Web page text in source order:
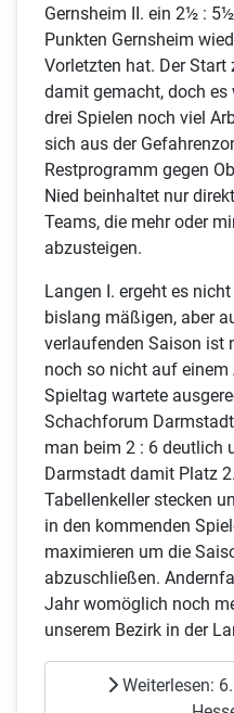
Gernsheim II. ein 2½ :
Punkten Gernsheim
Vorletzten hat. Der
damit gemacht, doch es
drei Spielen noch viel
sich aus der
Restprogramm gegen
Nied beinhaltet nur
Teams, die mehr oder
abzusteigen.
Langen I. ergeht es
bislang mäßigen, aber
verlaufenden Saison ist
noch so nicht auf
Spieltag wartete
Schachforum
man beim 2 : 6 deutlich
Darmstadt damit Platz
Tabellenkeller stecken
in den kommenden
maximieren um die
abzuschließen.
Jahr womöglich noch
unserem Bezirk in der
Weiterlesen: